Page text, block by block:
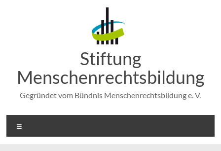
Stiftung
Menschenrechtsbildung
Gegründet vom Bündnis Menschenrechtsbildung e. V.